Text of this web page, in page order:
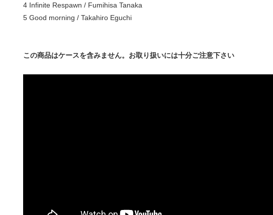
4 Infinite Respawn / Fumihisa Tanaka
5 Good morning / Takahiro Eguchi
この商品はケースを含みません。お取り扱いには十分ご注意下さい